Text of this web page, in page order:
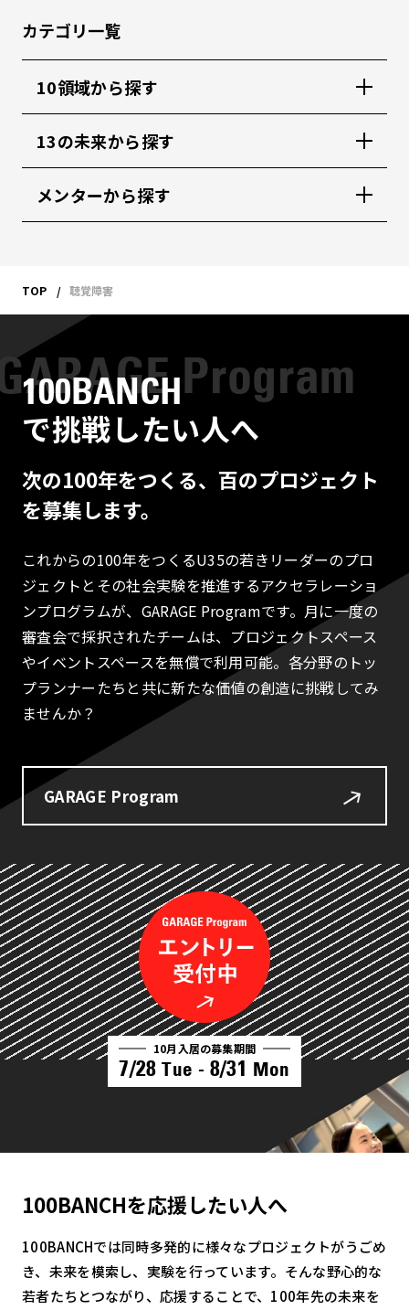
カテゴリ一覧
10領域から探す
13の未来から探す
メンターから探す
TOP 聴覚障害
100BANCH
で挑戦したい人へ
次の100年をつくる、百のプロジェクト
を募集します。
これからの100年をつくるU35の若きリーダーのプロ
ジェクトとその社会実験を推進するアクセラレーショ
ンプログラムが、GARAGE Programです。月に一度の
審査会で採択されたチームは、プロジェクトスペース
やイベントスペースを無償で利用可能。各分野のトッ
プランナーたちと共に新たな価値の創造に挑戦してみ
ませんか？
GARAGE Program
10月入居の募集期間
7/28 Tue - 8/31 Mon
100BANCHを応援したい人へ
100BANCHでは同時多発的に様々なプロジェクトがうごめ
き、未来を模索し、実験を行っています。そんな野心的な
若者たちとつながり、応援することで、100年先の未来を